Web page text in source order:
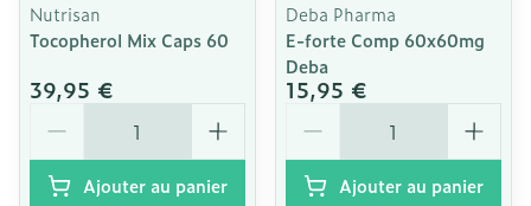
Nutrisan
Tocopherol Mix Caps 60
39,95 €
Ajouter au panier
Deba Pharma
E-forte Comp 60x60mg
Deba
15,95 €
Ajouter au panier